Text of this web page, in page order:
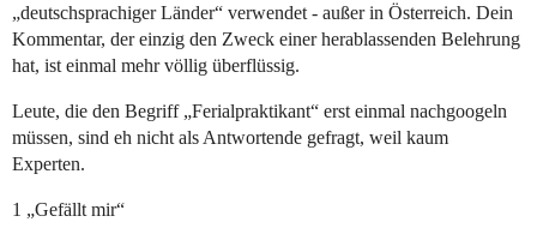
„deutschsprachiger Länder“ verwendet - außer in Österreich. Dein
Kommentar, der einzig den Zweck einer herablassenden Belehrung
hat, ist einmal mehr völlig überflüssig.
Leute, die den Begriff „Ferialpraktikant“ erst einmal nachgoogeln
müssen, sind eh nicht als Antwortende gefragt, weil kaum
Experten.
1 „Gefällt mir“